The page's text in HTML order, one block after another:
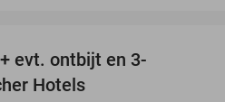
evt. ontbijt en 3-
Hotels